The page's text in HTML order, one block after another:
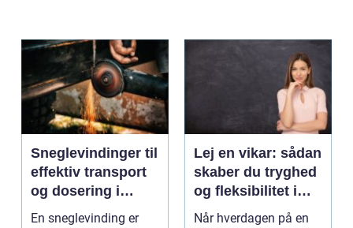
Sneglevindinger til
effektiv transport
og dosering i
industrien
En sneglevinding er
Lej en vikar: sådan
skaber du tryghed
og fleksibilitet i
hverdagen
Når hverdagen på en